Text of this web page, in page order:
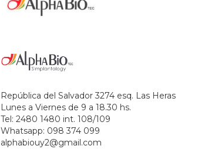
República del Salvador 3274 esq. Las Heras
Lunes a Viernes de 9 a 18.30 hs.
Tel: 2480 1480 int. 108/109
Whatsapp: 098 374 099
alphabiouy2@gmail.com